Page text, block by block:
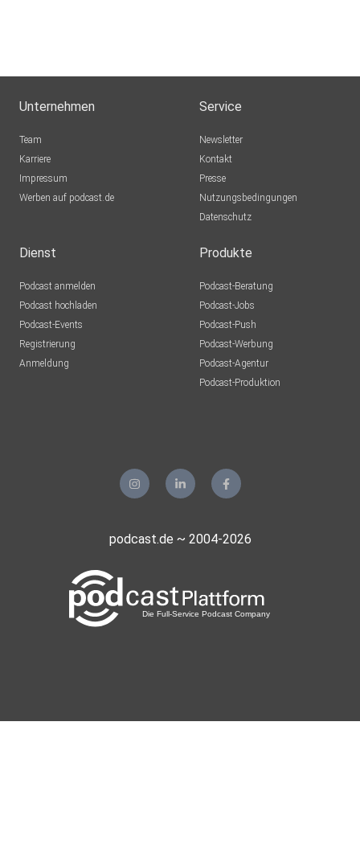
Unternehmen
Team
Karriere
Impressum
Werben auf podcast.de
Service
Newsletter
Kontakt
Presse
Nutzungsbedingungen
Datenschutz
Dienst
Podcast anmelden
Podcast hochladen
Podcast-Events
Registrierung
Anmeldung
Produkte
Podcast-Beratung
Podcast-Jobs
Podcast-Push
Podcast-Werbung
Podcast-Agentur
Podcast-Produktion
podcast.de ~ 2004-2026